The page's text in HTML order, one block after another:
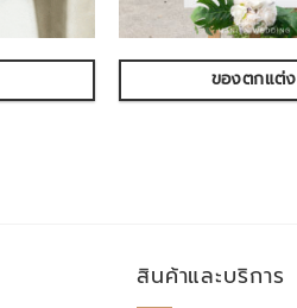
ของตกแต่ง
สินค้าและบริการ